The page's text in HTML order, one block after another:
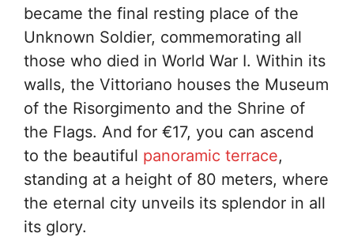
became the final resting place of the
Unknown Soldier, commemorating all
those who died in World War I. Within its
walls, the Vittoriano houses the Museum
of the Risorgimento and the Shrine of
the Flags. And for €17, you can ascend
to the beautiful panoramic terrace,
standing at a height of 80 meters, where
the eternal city unveils its splendor in all
its glory.